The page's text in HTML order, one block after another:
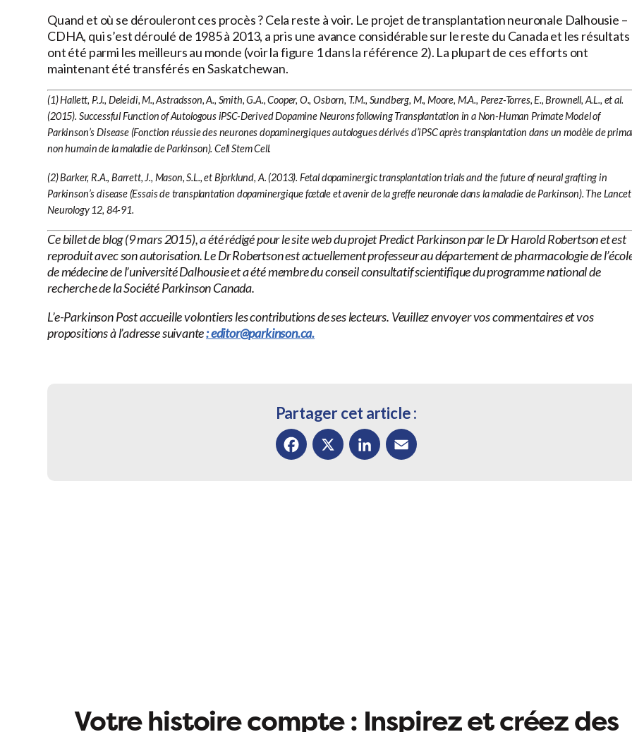
Quand et où se dérouleront ces procès ? Cela reste à voir. Le projet de transplantation neuronale Dalhousie –
CDHA, qui s’est déroulé de 1985 à 2013, a pris une avance considérable sur le reste du Canada et les résultats
ont été parmi les meilleurs au monde (voir la figure 1 dans la référence 2). La plupart de ces efforts ont
maintenant été transférés en Saskatchewan.
(1) Hallett, P.J., Deleidi, M., Astradsson, A., Smith, G.A., Cooper, O., Osborn, T.M., Sundberg, M., Moore, M.A., Perez-Torres, E., Brownell, A.L., et al.
(2015). Successful Function of Autologous iPSC-Derived Dopamine Neurons following Transplantation in a Non-Human Primate Model of
Parkinson’s Disease (Fonction réussie des neurones dopaminergiques autologues dérivés d’iPSC après transplantation dans un modèle de
non humain de la maladie de Parkinson). Cell Stem Cell.
(2) Barker, R.A., Barrett, J., Mason, S.L., et Bjorklund, A. (2013). Fetal dopaminergic transplantation trials and the future of neural grafting in
Parkinson’s disease (Essais de transplantation dopaminergique fœtale et avenir de la greffe neuronale dans la maladie de Parkinson). The Lancet
Neurology 12, 84-91.
Ce billet de blog (9 mars 2015), a été rédigé pour le site web du projet Predict Parkinson par le Dr Harold Robertson et est
reproduit avec son autorisation. Le Dr Robertson est actuellement professeur au département de pharmacologie de
de médecine de l’université Dalhousie et a été membre du conseil consultatif scientifique du programme national de
recherche de la Société Parkinson Canada.
L’e-Parkinson Post accueille volontiers les contributions de ses lecteurs. Veuillez envoyer vos commentaires et vos
propositions à l’adresse suivante: editor@parkinson.ca.
Partager cet article :
Votre histoire compte : Inspirez et créez des